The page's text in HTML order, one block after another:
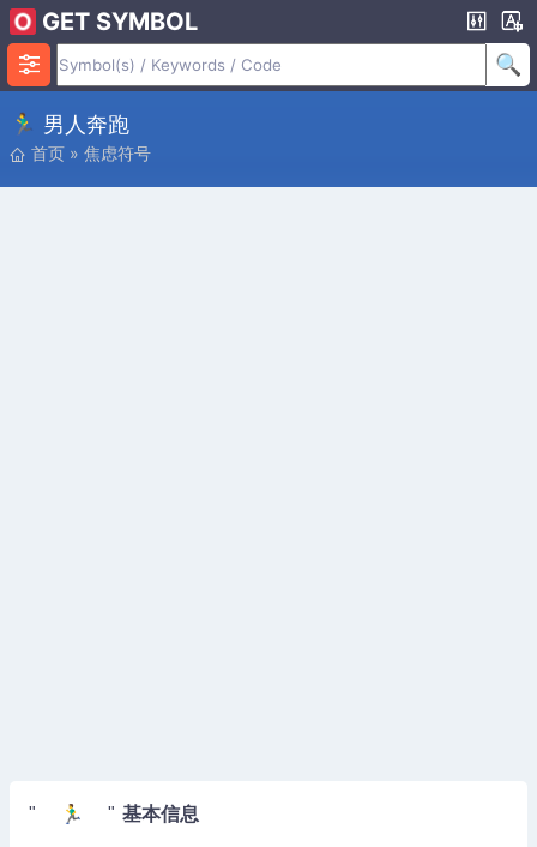
GET SYMBOL
🏃‍♂️ 男人奔跑
首页 » 焦虑符号
" 🏃‍♂️ " 基本信息